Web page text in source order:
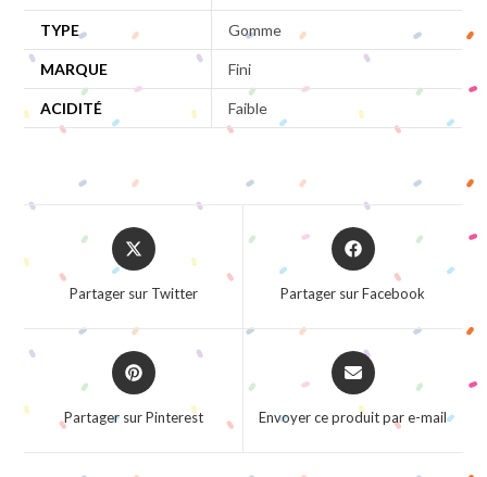
TYPE Gomme
MARQUE Fini
ACIDITÉ Faible
Opens
in
new
window
Partager sur Twitter
Opens
in
Partager sur Facebook
Opens
in
Partager sur Pinterest
Opens
in
new
Envoyer ce produit par e-mail